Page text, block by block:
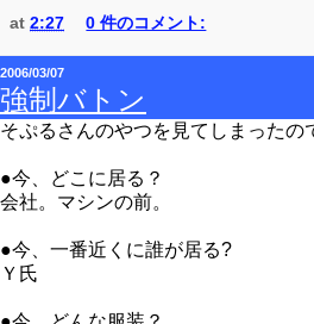
at 2:27 0 件のコメント:
2006/03/07
強制バトン
そぷるさんのやつを見てしまったの
●今、どこに居る？
会社。マシンの前。
●今、一番近くに誰が居る?
Ｙ氏